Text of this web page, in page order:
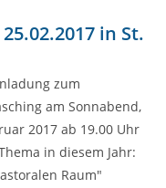
in St.
zum
am Sonnabend,
2017 ab 19.00 Uhr
in diesem Jahr:
Raum"